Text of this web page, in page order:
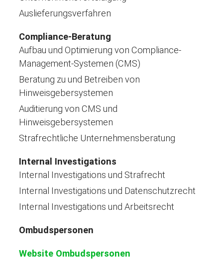
Auslieferungsverfahren
Compliance-Beratung
Aufbau und Optimierung von Compliance-
Management-Systemen (CMS)
Beratung zu und Betreiben von
Hinweisgebersystemen
Auditierung von CMS und
Hinweisgebersystemen
Strafrechtliche Unternehmensberatung
Internal Investigations
Internal Investigations und Strafrecht
Internal Investigations und Datenschutzrecht
Internal Investigations und Arbeitsrecht
Ombudspersonen
Website Ombudspersonen